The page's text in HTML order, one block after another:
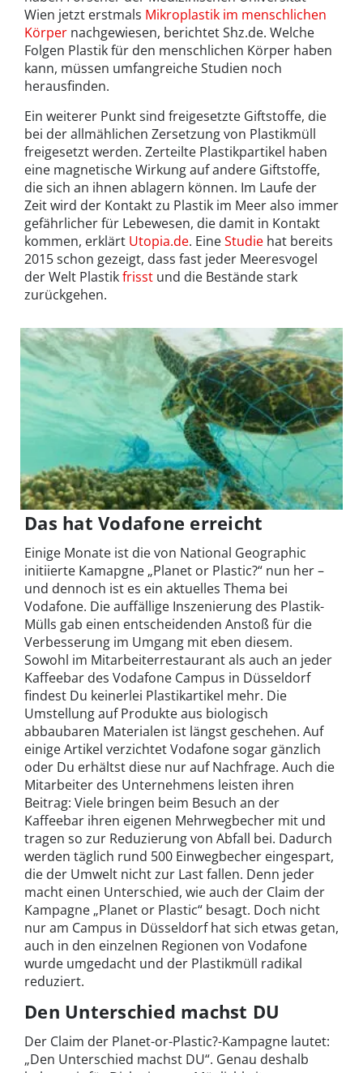
Wien jetzt erstmals Mikroplastik im menschlichen
Körper nachgewiesen, berichtet Shz.de. Welche
Folgen Plastik für den menschlichen Körper haben
kann, müssen umfangreiche Studien noch
herausfinden.
Ein weiterer Punkt sind freigesetzte Giftstoffe, die
bei der allmählichen Zersetzung von Plastikmüll
freigesetzt werden. Zerteilte Plastikpartikel haben
eine magnetische Wirkung auf andere Giftstoffe,
die sich an ihnen ablagern können. Im Laufe der
Zeit wird der Kontakt zu Plastik im Meer also immer
gefährlicher für Lebewesen, die damit in Kontakt
kommen, erklärt Utopia.de. EineStudie hat bereits
2015 schon gezeigt, dass fast jeder Meeresvogel
der Welt Plastikfrisst und die Bestände stark
zurückgehen.
Das hat Vodafone erreicht
Einige Monate ist die von National Geographic
initiierte Kamapgne „Planet or Plastic?“ nun her –
und dennoch ist es ein aktuelles Thema bei
Vodafone. Die auffällige Inszenierung des Plastik-
Mülls gab einen entscheidenden Anstoß für die
Verbesserung im Umgang mit eben diesem.
Sowohl im Mitarbeiterrestaurant als auch an jeder
Kaffeebar des Vodafone Campus in Düsseldorf
findest Du keinerlei Plastikartikel mehr. Die
Umstellung auf Produkte aus biologisch
abbaubaren Materialen ist längst geschehen. Auf
einige Artikel verzichtet Vodafone sogar gänzlich
oder Du erhältst diese nur auf Nachfrage. Auch die
Mitarbeiter des Unternehmens leisten ihren
Beitrag: Viele bringen beim Besuch an der
Kaffeebar ihren eigenen Mehrwegbecher mit und
tragen so zur Reduzierung von Abfall bei. Dadurch
werden täglich rund 500 Einwegbecher eingespart,
die der Umwelt nicht zur Last fallen. Denn jeder
macht einen Unterschied, wie auch der Claim der
Kampagne „Planet or Plastic“ besagt. Doch nicht
nur am Campus in Düsseldorf hat sich etwas getan,
auch in den einzelnen Regionen von Vodafone
wurde umgedacht und der Plastikmüll radikal
reduziert.
Den Unterschied machst DU
Der Claim der Planet-or-Plastic?-Kampagne lautet:
„Den Unterschied machst DU“. Genau deshalb